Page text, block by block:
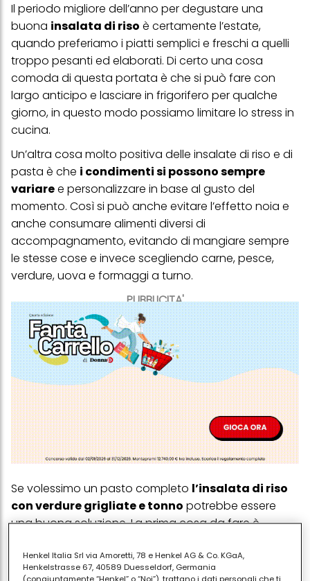
PUBBLICITA'
Il periodo migliore dell’anno per degustare una
buona insalata di riso è certamente l’estate,
quando preferiamo i piatti semplici e freschi a quelli
troppo pesanti ed elaborati. Di certo una cosa
comoda di questa portata è che si può fare con
largo anticipo e lasciare in frigorifero per qualche
giorno, in questo modo possiamo limitare lo stress in
cucina.
Un’altra cosa molto positiva delle insalate di riso e di
pasta è che i condimenti si possono sempre
variaree personalizzare in base al gusto del
momento. Così si può anche evitare l’effetto noia e
anche consumare alimenti diversi di
accompagnamento, evitando di mangiare sempre
le stesse cose e invece scegliendo carne, pesce,
verdure, uova e formaggi a turno.
Se volessimo un pasto completo l’insalata di riso
con verdure grigliate e tonno potrebbe essere
una buona soluzione. La prima cosa da fare è
piacciono e dando la precedenza a quelle di
stagione.
Henkel Italia Srl via Amoretti, 78 e Henkel AG & Co. KGaA,
Henkelstrasse 67, 40589 Duesseldorf, Germania